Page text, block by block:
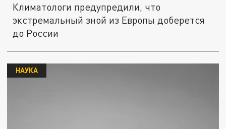
Климатологи предупредили, что
экстремальный зной из Европы доберется
до России
НАУКА